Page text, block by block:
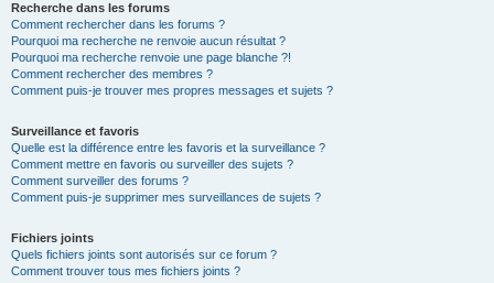
Recherche dans les forums
Comment rechercher dans les forums ?
Pourquoi ma recherche ne renvoie aucun résultat ?
Pourquoi ma recherche renvoie une page blanche ?!
Comment rechercher des membres ?
Comment puis-je trouver mes propres messages et sujets ?
Surveillance et favoris
Quelle est la différence entre les favoris et la surveillance ?
Comment mettre en favoris ou surveiller des sujets ?
Comment surveiller des forums ?
Comment puis-je supprimer mes surveillances de sujets ?
Fichiers joints
Quels fichiers joints sont autorisés sur ce forum ?
Comment trouver tous mes fichiers joints ?